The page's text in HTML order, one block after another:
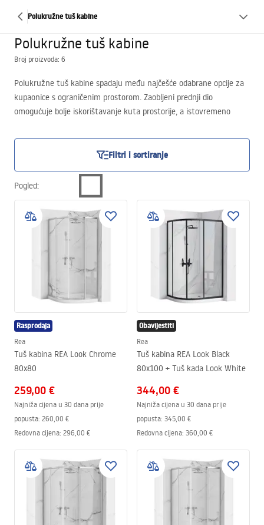
Polukružne tuš kabine
Polukružne tuš kabine
Broj proizvoda: 6
Polukružne tuš kabine spadaju među najčešće odabrane opcije za
kupaonice s ograničenim prostorom. Zaobljeni prednji dio
omogućuje bolje iskorištavanje kuta prostorije, a istovremeno
Ovo rješenje posebno se preporučuje kada želite uštedjeti prostor,
osigurati jednostavnu ugradnju i zadržati funkcionalnost bez
odricanja od estetike.
Filtri i sortiranje
Pogled:
Rasprodaja
Rea
Tuš kabina REA Look Chrome
80x80
259,00 €
Najniža cijena u 30 dana prije
popusta: 260,00 €
Redovna cijena: 296,00 €
Obavijestiti
Rea
Tuš kabina REA Look Black
80x100 + Tuš kada Look White
344,00 €
Najniža cijena u 30 dana prije
popusta: 345,00 €
Redovna cijena: 360,00 €